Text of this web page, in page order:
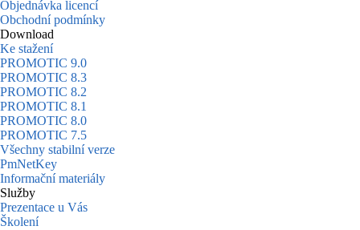
Objednávka licencí
Obchodní podmínky
Download
Ke stažení
PROMOTIC 9.0
PROMOTIC 8.3
PROMOTIC 8.2
PROMOTIC 8.1
PROMOTIC 8.0
PROMOTIC 7.5
Všechny stabilní verze
PmNetKey
Informační materiály
Služby
Prezentace u Vás
Školení